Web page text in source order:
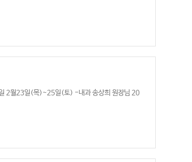
2월23일(목)~25일(토) -내과 송상희 원장님 20